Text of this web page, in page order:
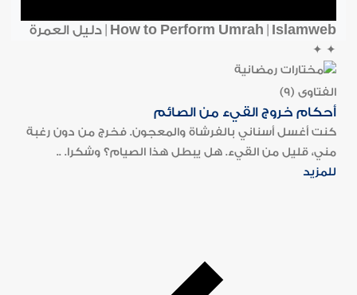
How to Perform Umrah | Islamweb | دليل العمرة
✦
✦
الفتاوى (9)
أحكام خروج القيء من الصائم
كنت أغسل أسناني بالفرشاة والمعجون. فخرج من دون رغبة
مني، قليل من القيء. هل يبطل هذا الصيام؟ وشكرا. ..
للمزيد